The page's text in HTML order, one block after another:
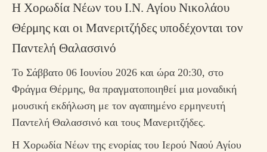
Η Χορωδία Νέων του Ι.Ν. Αγίου Νικολάου
Θέρμης και οι Μανεριτζήδες υποδέχονται τον
Παντελή Θαλασσινό
Το Σάββατο 06 Ιουνίου 2026 και ώρα 20:30, στο
Φράγμα Θέρμης, θα πραγματοποιηθεί μια μοναδική
μουσική εκδήλωση με τον αγαπημένο ερμηνευτή
Παντελή Θαλασσινό και τους Μανεριτζήδες.
Η Χορωδία Νέων της ενορίας του Ιερού Ναού Αγίου